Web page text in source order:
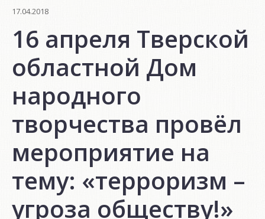
17.04.2018
16 апреля Тверской
областной Дом
народного
творчества провёл
мероприятие на
тему: «терроризм –
угроза обществу!»